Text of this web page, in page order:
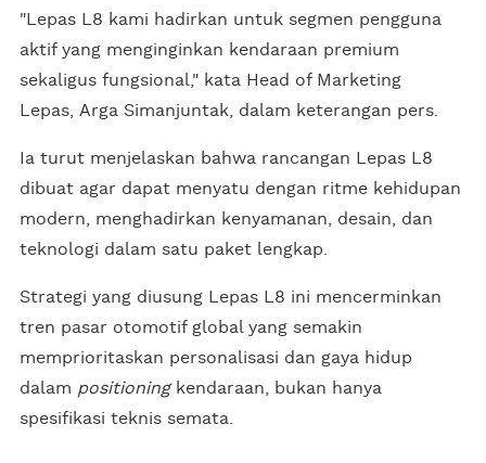
"Lepas L8 kami hadirkan untuk segmen pengguna
aktif yang menginginkan kendaraan premium
sekaligus fungsional," kata Head of Marketing
Lepas, Arga Simanjuntak, dalam keterangan pers.
Ia turut menjelaskan bahwa rancangan Lepas L8
dibuat agar dapat menyatu dengan ritme kehidupan
modern, menghadirkan kenyamanan, desain, dan
teknologi dalam satu paket lengkap.
Strategi yang diusung Lepas L8 ini mencerminkan
tren pasar otomotif global yang semakin
memprioritaskan personalisasi dan gaya hidup
dalam positioningkendaraan, bukan hanya
spesifikasi teknis semata.